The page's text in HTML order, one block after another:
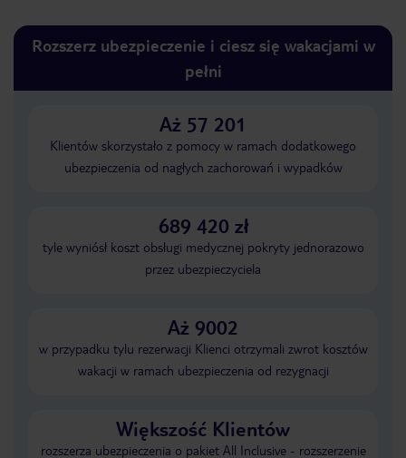
Rozszerz ubezpieczenie i ciesz się wakacjami w
pełni
Aż 57 201
Klientów skorzystało z pomocy w ramach dodatkowego
ubezpieczenia od nagłych zachorowań i wypadków
689 420 zł
tyle wyniósł koszt obsługi medycznej pokryty jednorazowo
przez ubezpieczyciela
Aż 9002
w przypadku tylu rezerwacji Klienci otrzymali zwrot kosztów
wakacji w ramach ubezpieczenia od rezygnacji
Większość Klientów
rozszerza ubezpieczenia o pakiet All Inclusive - rozszerzenie